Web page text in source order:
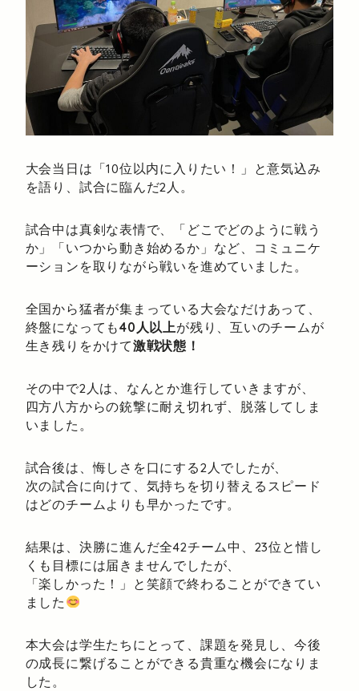
大会当日は「10位以内に入りたい！」と意気込み
を語り、試合に臨んだ2人。
試合中は真剣な表情で、「どこでどのように戦う
か」「いつから動き始めるか」など、コミュニケ
ーションを取りながら戦いを進めていました。
全国から猛者が集まっている大会なだけあって、
終盤になっても40人以上が残り、互いのチームが
生き残りをかけて激戦状態！
その中で2人は、なんとか進行していきますが、
四方八方からの銃撃に耐え切れず、脱落してしま
いました。
試合後は、悔しさを口にする2人でしたが、
次の試合に向けて、気持ちを切り替えるスピード
はどのチームよりも早かったです。
結果は、決勝に進んだ全42チーム中、23位と惜し
くも目標には届きませんでしたが、
「楽しかった！」と笑顔で終わることができてい
ました
本大会は学生たちにとって、課題を発見し、今後
の成長に繋げることができる貴重な機会になりま
した。